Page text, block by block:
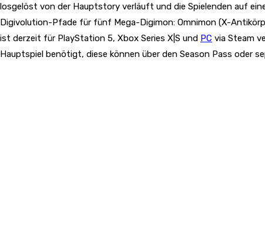
losgelöst von der Hauptstory verläuft und die Spielenden auf
Digivolution-Pfade für fünf Mega-Digimon: Omnimon (X-
ist derzeit für PlayStation 5, Xbox Series X|S und PC via Steam
Hauptspiel benötigt, diese können über den Season Pass oder